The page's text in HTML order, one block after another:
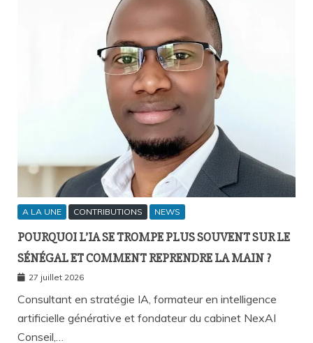
A LA UNE CONTRIBUTIONS NEWS
POURQUOI L’IA SE TROMPE PLUS SOUVENT SUR LE
SÉNÉGAL ET COMMENT REPRENDRE LA MAIN ?
27 juillet 2026
Consultant en stratégie IA, formateur en intelligence
artificielle générative et fondateur du cabinet NexAI
Conseil,…